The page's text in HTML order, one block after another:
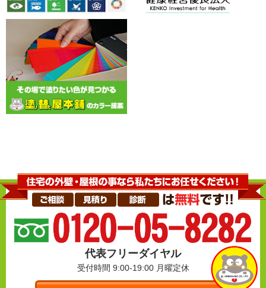
代表フリーダイヤル
受付時間 9:00-19:00 月曜定休